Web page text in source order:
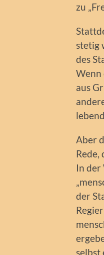
zu
stetig
des
Wenn
aus
Aber
Rede,
In der
der
selbst